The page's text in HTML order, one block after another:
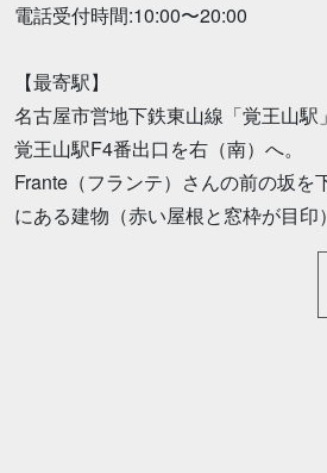
電話受付時間:10:00〜20:00
【最寄駅】
名古屋市営地下鉄東山線「覚王山
覚王山駅F4番出口を右（南）へ。
Frante（フランテ）さんの前の坂を
にある建物（赤い屋根と窓枠が目印